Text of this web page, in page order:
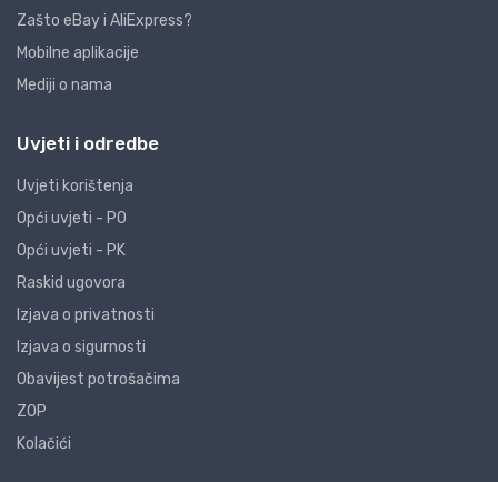
Zašto eBay i AliExpress?
Mobilne aplikacije
Mediji o nama
Uvjeti i odredbe
Uvjeti korištenja
Opći uvjeti - PO
Opći uvjeti - PK
Raskid ugovora
Izjava o privatnosti
Izjava o sigurnosti
Obavijest potrošačima
ZOP
Kolačići